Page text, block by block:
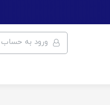
ورود به حساب